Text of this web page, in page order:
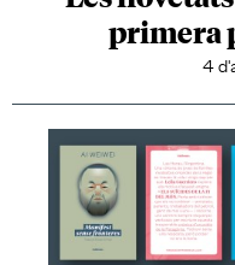
primera
4